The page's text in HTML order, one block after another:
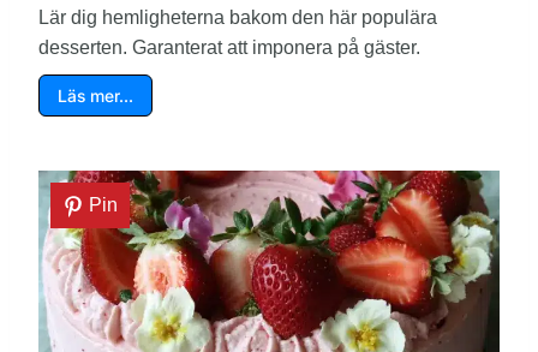
Lär dig hemligheterna bakom den här populära
desserten. Garanterat att imponera på gäster.
Läs mer…
Pin